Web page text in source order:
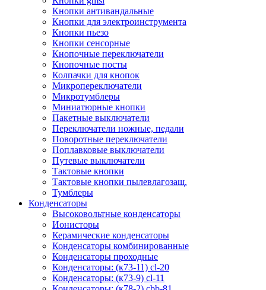
Кнопки антивандальные
Кнопки для электроинструмента
Кнопки пьезо
Кнопки сенсорные
Кнопочные переключатели
Кнопочные посты
Колпачки для кнопок
Микропереключатели
Микротумблеры
Миниатюрные кнопки
Пакетные выключатели
Переключатели ножные, педали
Поворотные переключатели
Поплавковые выключатели
Путевые выключатели
Тактовые кнопки
Тактовые кнопки пылевлагозащ.
Тумблеры
Конденсаторы
Высоковольтные конденсаторы
Ионисторы
Керамические конденсаторы
Конденсаторы комбинированные
Конденсаторы проходные
Конденсаторы: (к73-11) cl-20
Конденсаторы: (к73-9) cl-11